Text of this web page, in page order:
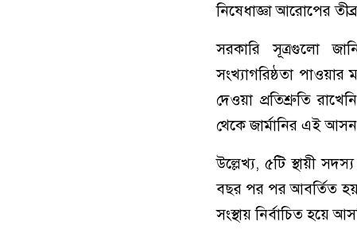
নিষেধাজ্ঞা আরোপের
সরকারি সূত্রগুলো
সংখ্যাগরিষ্ঠতা
দেওয়া প্রতিশ্রুতি
থেকে জার্মানির এই আসন
উল্লেখ্য, ৫টি স্থায়ী
বছর পর পর আবর্তিত
সংস্থায় নির্বাচিত হয়ে